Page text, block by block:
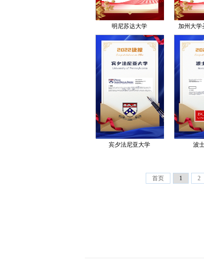
明尼苏达大学 加州大学
宾夕法尼亚大学 波
首页 1 2